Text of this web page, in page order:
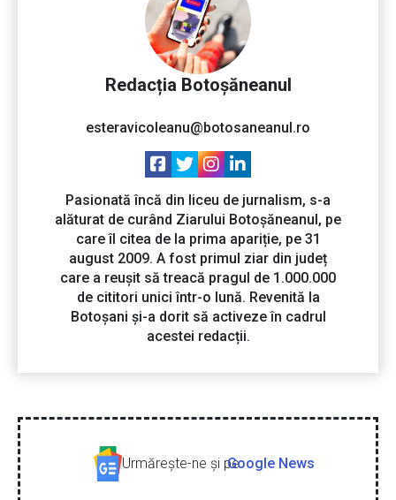
Redacția Botoșăneanul
esteravicoleanu@botosaneanul.ro
Pasionată încă din liceu de jurnalism, s-a
alăturat de curând Ziarului Botoșăneanul, pe
care îl citea de la prima apariție, pe 31
august 2009. A fost primul ziar din județ
care a reușit să treacă pragul de 1.000.000
de cititori unici într-o lună. Revenită la
Botoșani și-a dorit să activeze în cadrul
acestei redacții.
Urmăreşte-ne şi peGoogle News